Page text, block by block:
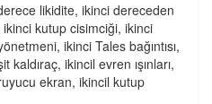
likidite, ikinci dereceden
kutup cisimciği, ikinci
ikinci Tales bağıntısı,
ikincil evren ışınları,
ekran, ikincil kutup